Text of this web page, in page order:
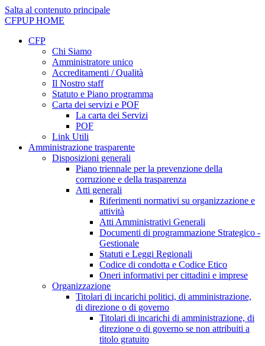
Salta al contenuto principale
CFPUPHOME
CFP
Chi Siamo
Amministratore unico
Accreditamenti / Qualità
Il Nostro staff
Statuto e Piano programma
Carta dei servizi e POF
La carta dei Servizi
POF
Link Utili
Amministrazione trasparente
Disposizioni generali
Piano triennale per la prevenzione della
corruzione e della trasparenza
Atti generali
Riferimenti normativi su organizzazione e
attività
Atti Amministrativi Generali
Documenti di programmazione Strategico -
Gestionale
Statuti e Leggi Regionali
Codice di condotta e Codice Etico
Oneri informativi per cittadini e imprese
Organizzazione
Titolari di incarichi politici, di amministrazione,
di direzione o di governo
Titolari di incarichi di amministrazione, di
direzione o di governo se non attribuiti a
titolo gratuito